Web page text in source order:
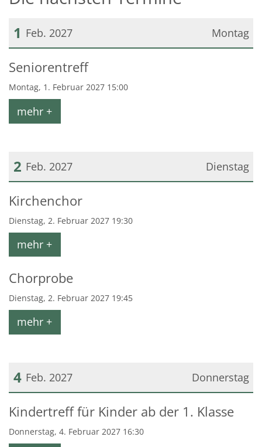
Montag
1 Feb. 2027
Datum: 1. Februar 2027
Seniorentreff
Montag, 1. Februar 2027 15:00
mehr +
Dienstag
2 Feb. 2027
Datum: 2. Februar 2027
Kirchenchor
Dienstag, 2. Februar 2027 19:30
mehr +
Chorprobe
Dienstag, 2. Februar 2027 19:45
mehr +
Donnerstag
4 Feb. 2027
Datum: 4. Februar 2027
Kindertreff für Kinder ab der 1. Klasse
Donnerstag, 4. Februar 2027 16:30